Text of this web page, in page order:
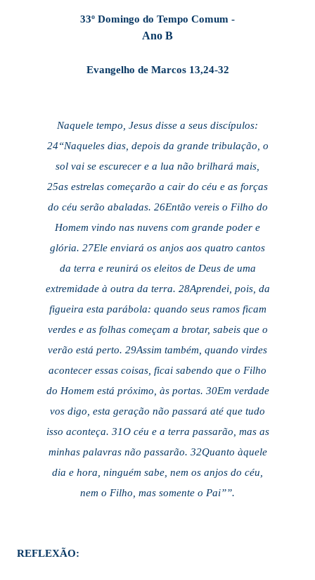
33º Domingo do Tempo Comum -
Ano B
Evangelho de Marcos 13,24-32
Naquele tempo, Jesus disse a seus discípulos:
24“Naqueles dias, depois da grande tribulação, o
sol vai se escurecer e a lua não brilhará mais,
25as estrelas começarão a cair do céu e as forças
do céu serão abaladas. 26Então vereis o Filho do
Homem vindo nas nuvens com grande poder e
glória. 27Ele enviará os anjos aos quatro cantos
da terra e reunirá os eleitos de Deus de uma
extremidade à outra da terra. 28Aprendei, pois, da
figueira esta parábola: quando seus ramos ficam
verdes e as folhas começam a brotar, sabeis que o
verão está perto. 29Assim também, quando virdes
acontecer essas coisas, ficai sabendo que o Filho
do Homem está próximo, às portas. 30Em verdade
vos digo, esta geração não passará até que tudo
isso aconteça. 31O céu e a terra passarão, mas as
minhas palavras não passarão. 32Quanto àquele
dia e hora, ninguém sabe, nem os anjos do céu,
nem o Filho, mas somente o Pai””.
REFLEXÃO: